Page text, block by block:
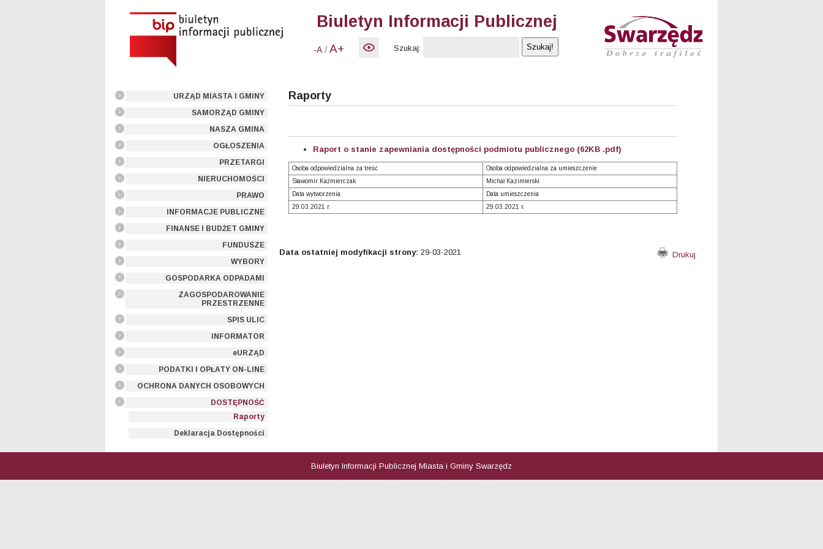
Biuletyn Informacji Publicznej
-A / A+ Szukaj:
URZĄD MIASTA I GMINY
SAMORZĄD GMINY
NASZA GMINA
OGŁOSZENIA
PRZETARGI
NIERUCHOMOŚCI
PRAWO
INFORMACJE PUBLICZNE
FINANSE I BUDŻET GMINY
FUNDUSZE
WYBORY
GOSPODARKA ODPADAMI
ZAGOSPODAROWANIE
PRZESTRZENNE
SPIS ULIC
INFORMATOR
eURZĄD
PODATKI I OPŁATY ON-LINE
OCHRONA DANYCH OSOBOWYCH
DOSTĘPNOŚĆ
Raporty
Deklaracja Dostępności
Raporty
Raport o stanie zapewniania dostępności podmiotu publicznego (62KB .pdf)
Osoba odpowiedzialna za treść
Osoba odpowiedzialna za umieszczenie
Sławomir Kaźmierczak
Michał Kazimierski
Data wytworzenia
Data umieszczenia
29.03.2021 r.
29.03.2021 r.
Data ostatniej modyfikacji strony: 29-03-2021 Drukuj
Biuletyn Informacji Publicznej Miasta i Gminy Swarzędz